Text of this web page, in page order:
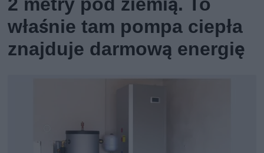
właśnie tam pompa ciepła
znajduje darmową energię